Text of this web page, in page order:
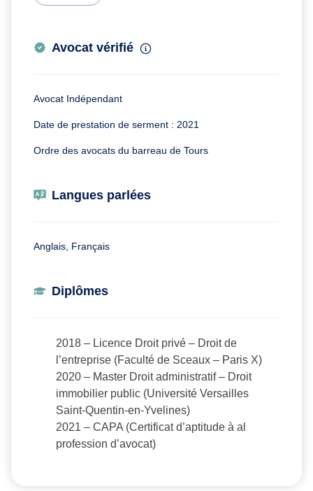
Avocat vérifié
Avocat Indépendant
Date de prestation de serment : 2021
Ordre des avocats du barreau de Tours
Langues parlées
Anglais, Français
Diplômes
2018 – Licence Droit privé – Droit de
l’entreprise (Faculté de Sceaux – Paris X)
2020 – Master Droit administratif – Droit
immobilier public (Université Versailles
Saint-Quentin-en-Yvelines)
2021 – CAPA (Certificat d’aptitude à al
profession d’avocat)